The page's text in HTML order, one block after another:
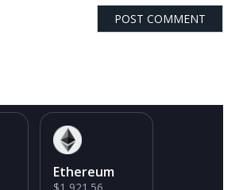
Ethereum
$1,921.56